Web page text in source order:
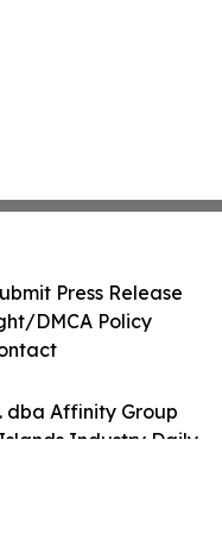
dba Affinity Group
Industry Daily.
Press Release
DMCA Policy